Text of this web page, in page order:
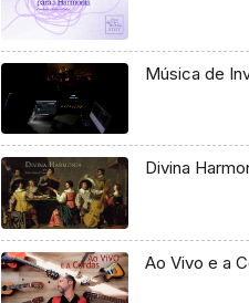
Música de
Divina
Ao Vivo e a